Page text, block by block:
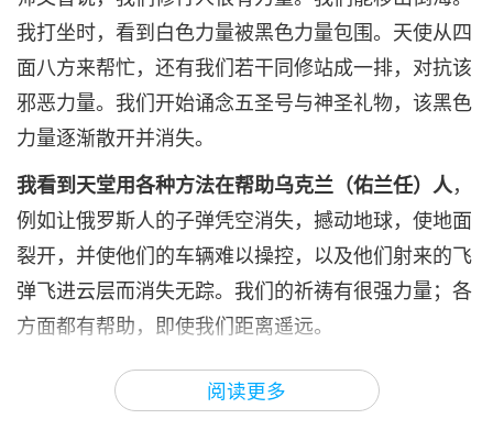
阅读更多
我打坐时，看到白色力量被黑色力量包围。天使从四
面八方来帮忙，还有我们若干同修站成一排，对抗该
邪恶力量。我们开始诵念五圣号与神圣礼物，该黑色
力量逐渐散开并消失。
我看到天堂用各种方法在帮助乌克兰 （佑兰任） 人，
例如让俄罗斯人的子弹凭空消失，撼动地球，使地面
裂开，并使他们的车辆难以操控，以及他们射来的飞
弹飞进云层而消失无踪。我们的祈祷有很强力量；各
方面都有帮助，即使我们距离遥远。
令人难过的是，看到乌克兰（佑兰任）人目前孤立无
援的处境，而且没有国家伸出援手。我期望该战事很